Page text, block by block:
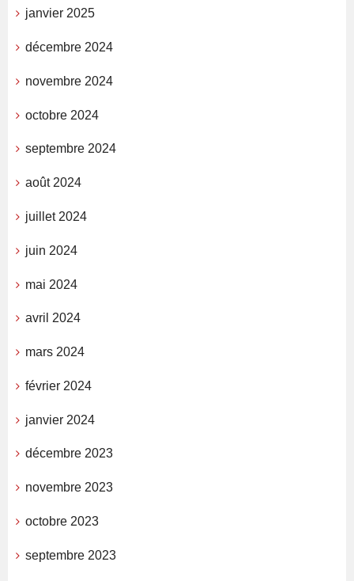
janvier 2025
décembre 2024
novembre 2024
octobre 2024
septembre 2024
août 2024
juillet 2024
juin 2024
mai 2024
avril 2024
mars 2024
février 2024
janvier 2024
décembre 2023
novembre 2023
octobre 2023
septembre 2023